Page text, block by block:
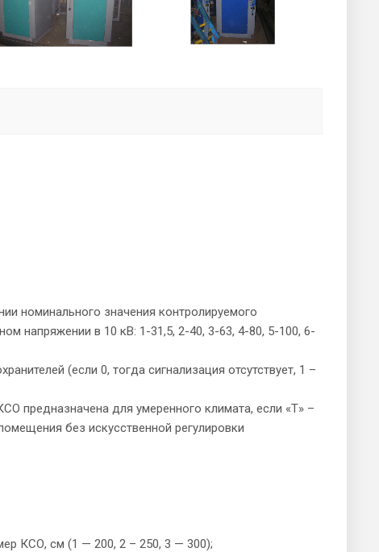
номинального значения контролируемого
напряжении в 10 кВ: 1-31,5, 2-40, 3-63, 4-80, 5-100, 6-
(если 0, тогда сигнализация отсутствует, 1 –
предназначена для умеренного климата, если «Т» –
без искусственной регулировки
КСО, см (1 — 200, 2 – 250, 3 — 300);